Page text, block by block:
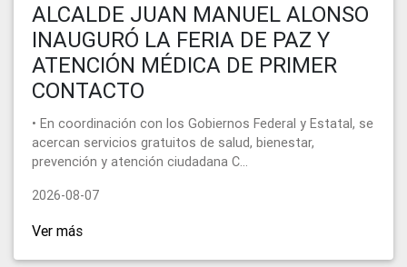
ALCALDE JUAN MANUEL ALONSO
INAUGURÓ LA FERIA DE PAZ Y
ATENCIÓN MÉDICA DE PRIMER
CONTACTO
• En coordinación con los Gobiernos Federal y Estatal, se
acercan servicios gratuitos de salud, bienestar,
prevención y atención ciudadana C...
2026-08-07
Ver más